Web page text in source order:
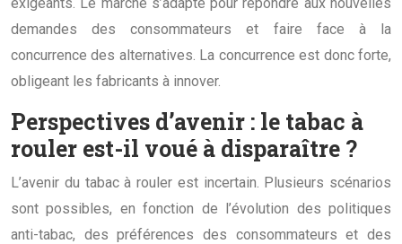
demandes des consommateurs et faire face à la
concurrence des alternatives. La concurrence est donc forte,
obligeant les fabricants à innover.
Perspectives d’avenir : le tabac à
rouler est-il voué à disparaître ?
L’avenir du tabac à rouler est incertain. Plusieurs scénarios
sont possibles, en fonction de l’évolution des politiques
anti-tabac, des préférences des consommateurs et des